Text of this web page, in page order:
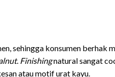
sehingga konsumen berhak
. Finishingnatural sangat
atau motif urat kayu.